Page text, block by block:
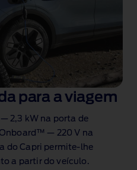
para a viagem
2,3 kW na porta de
— 220 V na
do Capri permite‑lhe
a partir do veículo.